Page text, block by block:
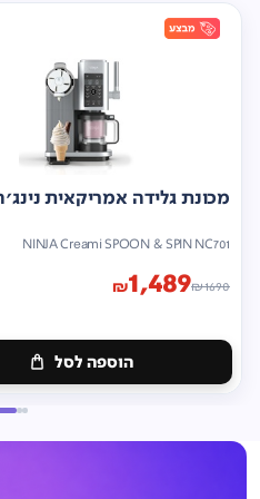
מכונת גלידה אמריקאית
NINJA Creami SPOON & SPIN NC701
₪1690
₪1,489
הוספה לסל